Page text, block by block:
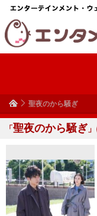
聖夜のから騒ぎ
「聖夜のから騒ぎ